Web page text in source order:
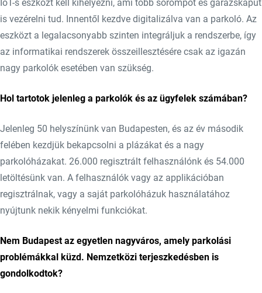
IoT-s eszközt kell kihelyezni, ami több sorompót és garázskaput
is vezérelni tud. Innentől kezdve digitalizálva van a parkoló. Az
eszközt a legalacsonyabb szinten integráljuk a rendszerbe, így
az informatikai rendszerek összeillesztésére csak az igazán
nagy parkolók esetében van szükség.
Hol tartotok jelenleg a parkolók és az ügyfelek számában?
Jelenleg 50 helyszínünk van Budapesten, és az év második
felében kezdjük bekapcsolni a plázákat és a nagy
parkolóházakat. 26.000 regisztrált felhasználónk és 54.000
letöltésünk van. A felhasználók vagy az applikációban
regisztrálnak, vagy a saját parkolóházuk használatához
nyújtunk nekik kényelmi funkciókat.
Nem Budapest az egyetlen nagyváros, amely parkolási
problémákkal küzd. Nemzetközi terjeszkedésben is
gondolkodtok?